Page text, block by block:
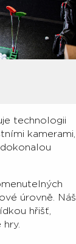
technologii
kamerami,
úrovně. Náš
hřišť,